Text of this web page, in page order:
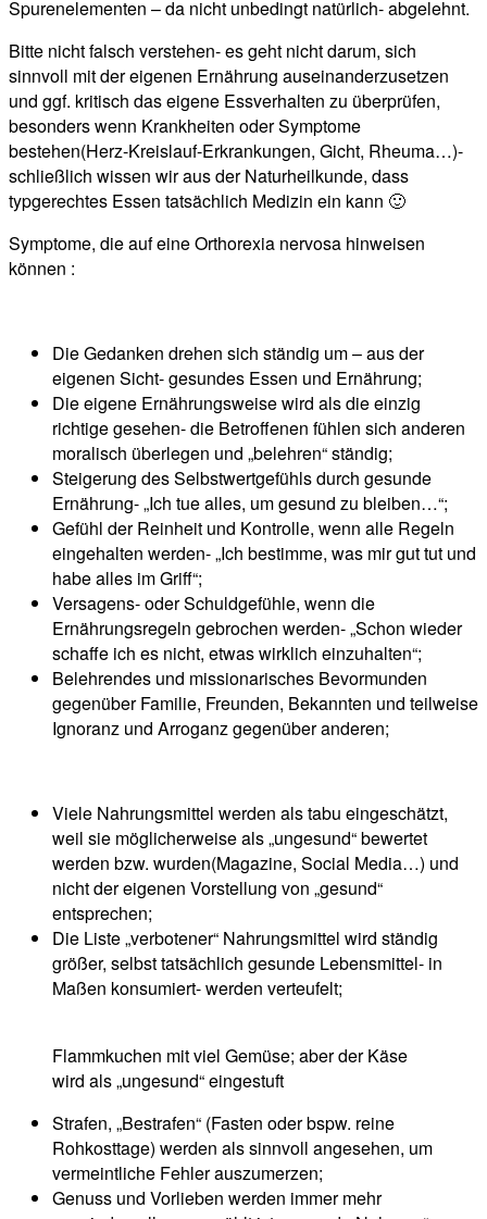
Spurenelementen – da nicht unbedingt natürlich- abgelehnt.
Bitte nicht falsch verstehen- es geht nicht darum, sich
sinnvoll mit der eigenen Ernährung auseinanderzusetzen
und ggf. kritisch das eigene Essverhalten zu überprüfen,
besonders wenn Krankheiten oder Symptome
bestehen(Herz-Kreislauf-Erkrankungen, Gicht, Rheuma…)-
schließlich wissen wir aus der Naturheilkunde, dass
typgerechtes Essen tatsächlich Medizin ein kann 🙂
Symptome, die auf eine Orthorexia nervosa hinweisen
können :
Die Gedanken drehen sich ständig um – aus der
eigenen Sicht- gesundes Essen und Ernährung;
Die eigene Ernährungsweise wird als die einzig
richtige gesehen- die Betroffenen fühlen sich anderen
moralisch überlegen und „belehren“ ständig;
Steigerung des Selbstwertgefühls durch gesunde
Ernährung- „Ich tue alles, um gesund zu bleiben…“;
Gefühl der Reinheit und Kontrolle, wenn alle Regeln
eingehalten werden- „Ich bestimme, was mir gut tut und
habe alles im Griff“;
Versagens- oder Schuldgefühle, wenn die
Ernährungsregeln gebrochen werden- „Schon wieder
schaffe ich es nicht, etwas wirklich einzuhalten“;
Belehrendes und missionarisches Bevormunden
gegenüber Familie, Freunden, Bekannten und teilweise
Ignoranz und Arroganz gegenüber anderen;
Viele Nahrungsmittel werden als tabu eingeschätzt,
weil sie möglicherweise als „ungesund“ bewertet
werden bzw. wurden(Magazine, Social Media…) und
nicht der eigenen Vorstellung von „gesund“
entsprechen;
Die Liste „verbotener“ Nahrungsmittel wird ständig
größer, selbst tatsächlich gesunde Lebensmittel- in
Maßen konsumiert- werden verteufelt;
Flammkuchen mit viel Gemüse; aber der Käse
wird als „ungesund“ eingestuft
Strafen, „Bestrafen“ (Fasten oder bspw. reine
Rohkosttage) werden als sinnvoll angesehen, um
vermeintliche Fehler auszumerzen;
Genuss und Vorlieben werden immer mehr